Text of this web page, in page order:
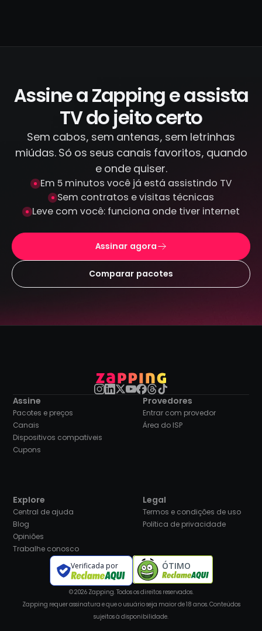
os canais que transmitimos, diferente de
canais criptografados e protegidos: não
armazenamos seus dados de pagamento.
Assine a Zapping e assista
TV do jeito certo
Sem cabos, sem antenas, sem letrinhas
miúdas. Só os seus canais favoritos, quando
e onde quiser.
Em 5 minutos você já está assistindo TV
Sem contratos e visitas técnicas
Leve com você: funciona onde tiver internet
Assinar agora
Comparar pacotes
Assine
Pacotes e preços
Canais
Dispositivos compatíveis
Cupons
Provedores
Entrar com provedor
Área do ISP
Explore
Central de ajuda
Blog
Opiniões
Trabalhe conosco
Legal
Termos e condições de uso
Política de privacidade
Verificada por ÓTIMO
© 2026 Zapping. Todos os direitos reservados.
Zapping requer assinatura e que o usuário seja maior de 18 anos. Conteúdos
sujeitos à disponibilidade.